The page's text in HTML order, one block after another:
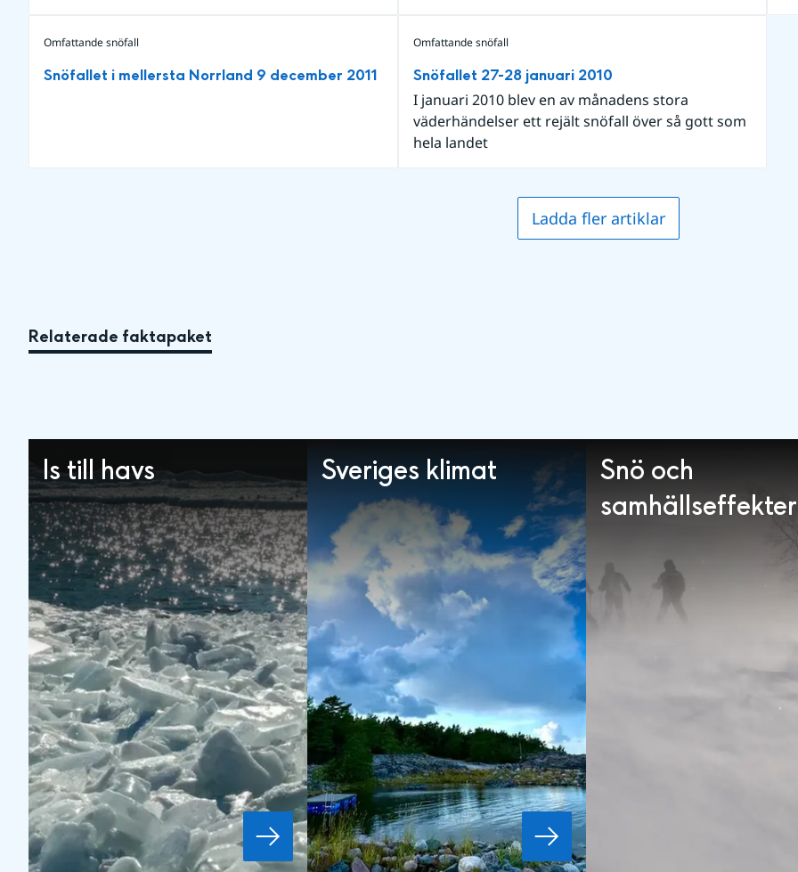
Omfattande snöfall
Snöfallet i mellersta Norrland 9 december 2011
Omfattande snöfall
Snöfallet 27-28 januari 2010
I januari 2010 blev en av månadens stora
väderhändelser ett rejält snöfall över så gott som
hela landet
Ladda fler artiklar
Relaterade faktapaket
Is till havs Sveriges klimat
Snö och
samhällseffekter